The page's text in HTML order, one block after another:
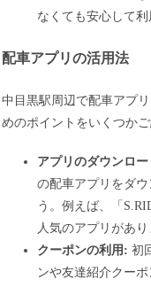
なくても安心して利
配車アプリの活用法
中目黒駅周辺で配車アプ
めのポイントをいくつかご
アプリのダウンロー
の配車アプリをダウ
う。例えば、「
人気のアプリがあり
クーポンの利用: 初
ンや友達紹介クー